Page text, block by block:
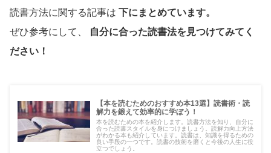
読書方法に関する記事は 下にまとめています。
ぜひ参考にして、
自分に合った読書法を見つけてみてく
ださい！
【本を読むためのおすすめ本13選】読書術・読
解力を鍛えて効率的に学ぼう！
本を読むための本を紹介します。読書方法を知り、自分に
合った読書スタイルを身につけましょう。読解力向上方法
がわかる本も紹介しています。読書は、知識を得るための
良い手段の一つです。読書の技術を磨くと今後の人生に役
立つでしょう。